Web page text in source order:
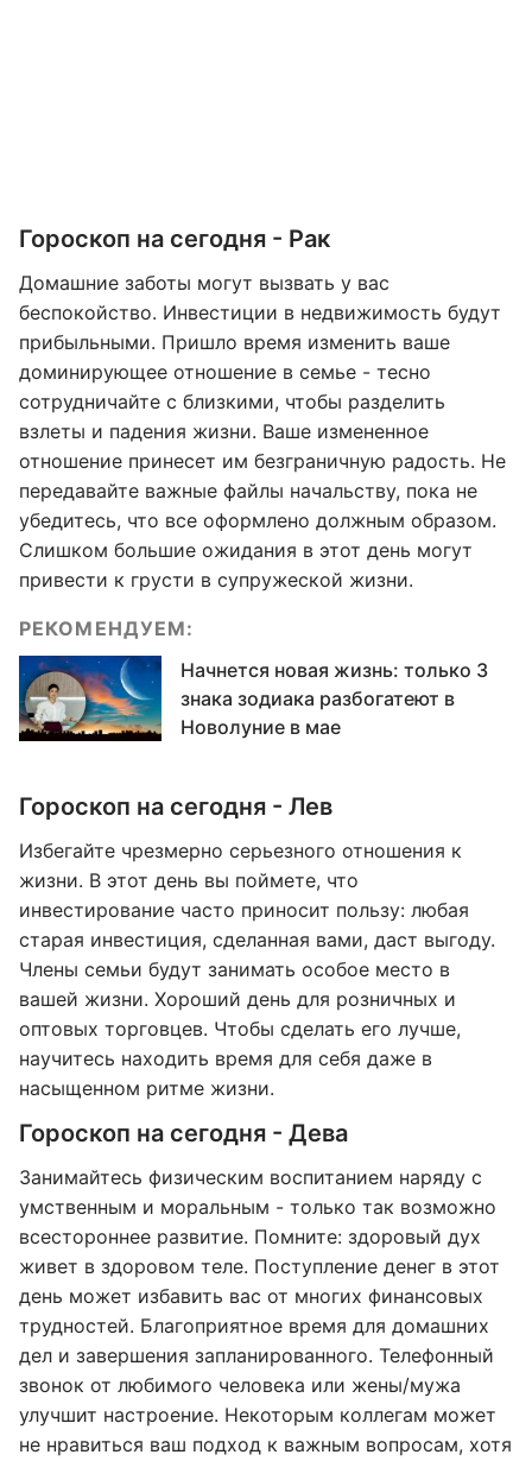
Гороскоп на сегодня - Рак
Домашние заботы могут вызвать у вас
беспокойство. Инвестиции в недвижимость будут
прибыльными. Пришло время изменить ваше
доминирующее отношение в семье - тесно
сотрудничайте с близкими, чтобы разделить
взлеты и падения жизни. Ваше измененное
отношение принесет им безграничную радость. Не
передавайте важные файлы начальству, пока не
убедитесь, что все оформлено должным образом.
Слишком большие ожидания в этот день могут
привести к грусти в супружеской жизни.
РЕКОМЕНДУЕМ:
Начнется новая жизнь: только 3
знака зодиака разбогатеют в
Новолуние в мае
Гороскоп на сегодня - Лев
Избегайте чрезмерно серьезного отношения к
жизни. В этот день вы поймете, что
инвестирование часто приносит пользу: любая
старая инвестиция, сделанная вами, даст выгоду.
Члены семьи будут занимать особое место в
вашей жизни. Хороший день для розничных и
оптовых торговцев. Чтобы сделать его лучше,
научитесь находить время для себя даже в
насыщенном ритме жизни.
Гороскоп на сегодня - Дева
Занимайтесь физическим воспитанием наряду с
умственным и моральным - только так возможно
всестороннее развитие. Помните: здоровый дух
живет в здоровом теле. Поступление денег в этот
день может избавить вас от многих финансовых
трудностей. Благоприятное время для домашних
дел и завершения запланированного. Телефонный
звонок от любимого человека или жены/мужа
улучшит настроение. Некоторым коллегам может
не нравиться ваш подход к важным вопросам, хотя